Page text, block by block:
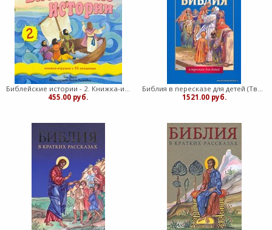
Библейские истории - 2. Книжка-игрушка с 50 окошками (Твердый)
455.00 руб.
Библия в пересказе для детей (Твердый)
1521.00 руб.